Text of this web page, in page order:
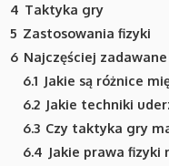
4 Taktyka gry
5 Zastosowania fizyki
6 Najczęściej
6.1 Jakie są różnice
6.2 Jakie techniki
6.3 Czy taktyka gry
6.4 Jakie prawa fizyki